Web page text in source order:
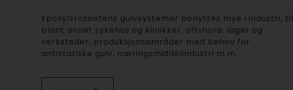
EpoxyGrossistens gulvsystemer benyttes mye i industri, til
blant annet sykehus og klinikker, offshore, lager og
verksteder, produksjonsområder med behov for
antistatiske gulv, næringsmiddelindustri m.m.